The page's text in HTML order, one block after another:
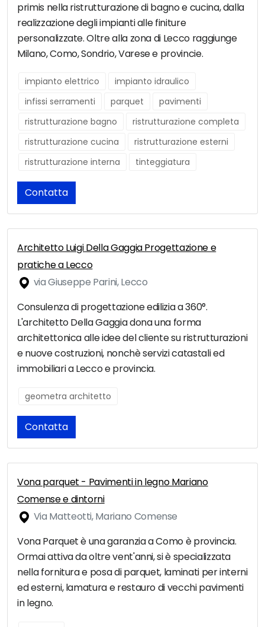
primis nella ristrutturazione di bagno e cucina, dalla
realizzazione degli impianti alle finiture
personalizzate. Oltre alla zona di Lecco raggiunge
Milano, Como, Sondrio, Varese e provincie.
impianto elettrico
impianto idraulico
infissi serramenti
parquet
pavimenti
ristrutturazione bagno
ristrutturazione completa
ristrutturazione cucina
ristrutturazione esterni
ristrutturazione interna
tinteggiatura
Contatta
Architetto Luigi Della Gaggia Progettazione e
pratiche a Lecco
via Giuseppe Parini, Lecco
Consulenza di progettazione edilizia a 360°.
L'architetto Della Gaggia dona una forma
architettonica alle idee del cliente su ristrutturazioni
e nuove costruzioni, nonchè servizi catastali ed
immobiliari a Lecco e provincia.
geometra architetto
Contatta
Vona parquet - Pavimenti in legno Mariano
Comense e dintorni
Via Matteotti, Mariano Comense
Vona Parquet è una garanzia a Como è provincia.
Ormai attiva da oltre vent'anni, si è specializzata
nella fornitura e posa di parquet, laminati per interni
ed esterni, lamatura e restauro di vecchi pavimenti
in legno.